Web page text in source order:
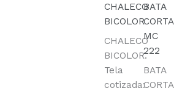
CHALECO
BICOLOR
CHALECO
BICOLOR.
Tela
cotizada:
BATA
CORTA
MC
222
BATA
CORTA